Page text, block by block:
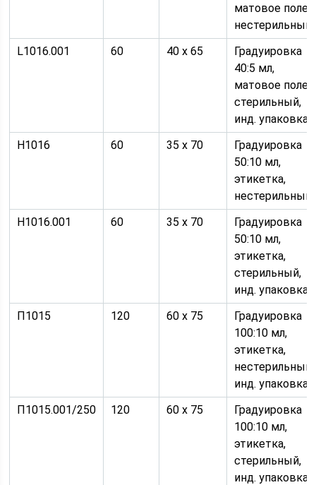
матовое поле,
нестерильный
L1016.001
60 40 х 65
Градуировка
40:5 мл,
матовое поле,
стерильный,
инд. упаковка
Н1016
60 35 х 70
Градуировка
50:10 мл,
этикетка,
нестерильный
Н1016.001
60 35 х 70
Градуировка
50:10 мл,
этикетка,
стерильный,
инд. упаковка
П1015
120 60 х 75
Градуировка
100:10 мл,
этикетка,
нестерильный,
инд. упаковка
П1015.001/250
120 60 х 75
Градуировка
100:10 мл,
этикетка,
стерильный,
инд. упаковка